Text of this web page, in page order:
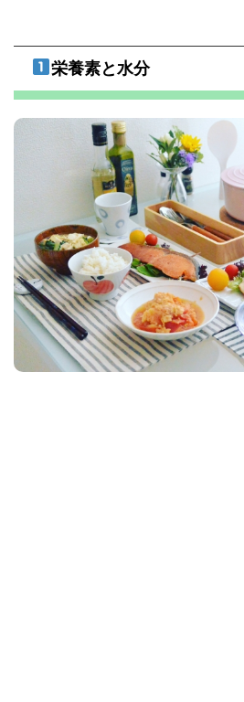
栄養素と水分